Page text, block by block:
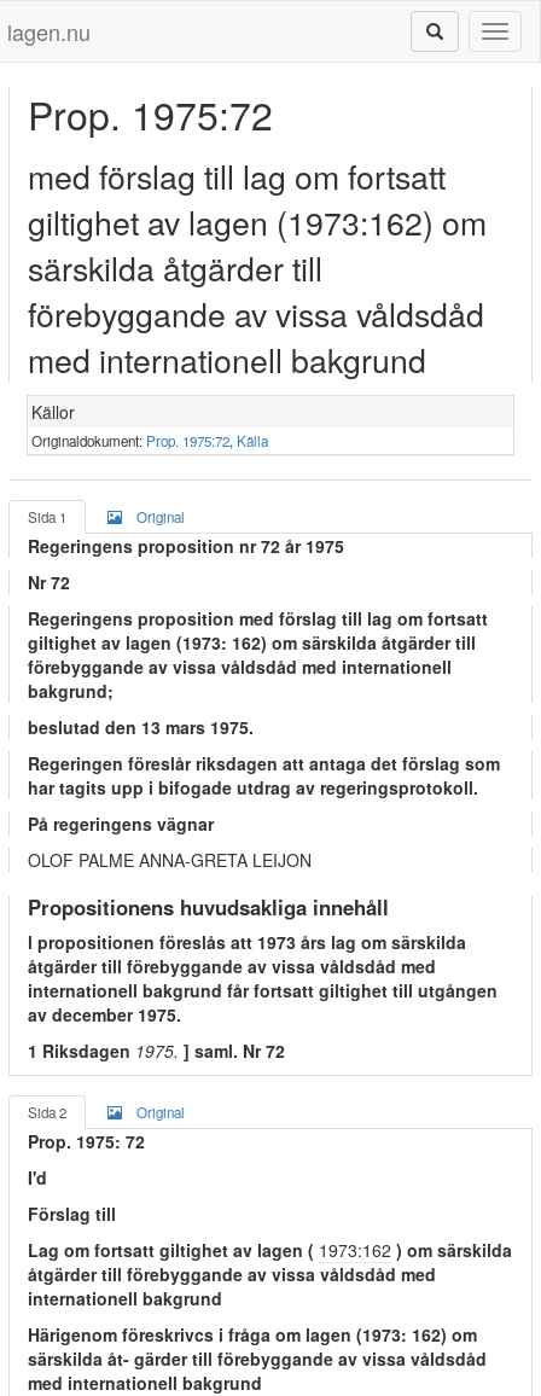
lagen.nu
Prop. 1975:72
med förslag till lag om fortsatt
giltighet av lagen (1973:162) om
särskilda åtgärder till
förebyggande av vissa våldsdåd
med internationell bakgrund
Källor
Originaldokument: Prop. 1975:72, Källa
Sida 1 Original
Regeringens proposition nr 72 år 1975
Nr 72
Regeringens proposition med förslag till lag om fortsatt
giltighet av lagen (1973: 162) om särskilda åtgärder till
förebyggande av vissa våldsdåd med internationell
bakgrund;
beslutad den 13 mars 1975.
Regeringen föreslår riksdagen att antaga det förslag som
har tagits upp i bifogade utdrag av regeringsprotokoll.
På regeringens vägnar
OLOF PALME ANNA-GRETA LEIJON
Propositionens huvudsakliga innehåll
l propositionen föreslås att 1973 års lag om särskilda
åtgärder till förebyggande av vissa våldsdåd med
internationell bakgrund får fortsatt giltighet till utgången
av december 1975.
1 Riksdagen 1975. ] saml. Nr 72
Sida 2 Original
Prop. 1975: 72
I'd
Förslag till
Lag om fortsatt giltighet av lagen ( 1973:162 ) om särskilda
åtgärder till förebyggande av vissa våldsdåd med
internationell bakgrund
Härigenom föreskrivcs i fråga om lagen (1973: 162) om
särskilda åt- gärder till förebyggande av vissa våldsdåd
med internationell bakgrund